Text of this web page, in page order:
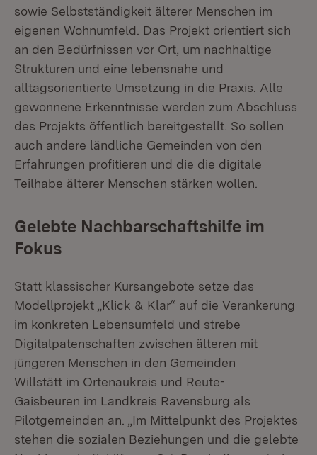
sowie Selbstständigkeit älterer Menschen im
eigenen Wohnumfeld. Das Projekt orientiert sich
an den Bedürfnissen vor Ort, um nachhaltige
Strukturen und eine lebensnahe und
alltagsorientierte Umsetzung in die Praxis. Alle
gewonnene Erkenntnisse werden zum Abschluss
des Projekts öffentlich bereitgestellt. So sollen
auch andere ländliche Gemeinden von den
Erfahrungen profitieren und die die digitale
Teilhabe älterer Menschen stärken wollen.
Gelebte Nachbarschaftshilfe im
Fokus
Statt klassischer Kursangebote setze das
Modellprojekt „Klick & Klar“ auf die Verankerung
im konkreten Lebensumfeld und strebe
Digitalpatenschaften zwischen älteren mit
jüngeren Menschen in den Gemeinden
Willstätt im Ortenaukreis und Reute-
Gaisbeuren im Landkreis Ravensburg als
Pilotgemeinden an. „Im Mittelpunkt des Projektes
stehen die sozialen Beziehungen und die gelebte